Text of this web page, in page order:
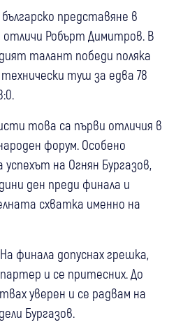
представяне в
Робърт Димитров. В
талант победи поляка
туш за едва 78
това са първи отличия в
форум. Особено
на Огнян Бургазов,
ден преди финала и
схватка именно на
финала допуснах грешка,
и се притесних. До
уверен и се радвам на
Бургазов.